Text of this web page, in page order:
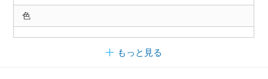
色
もっと見る